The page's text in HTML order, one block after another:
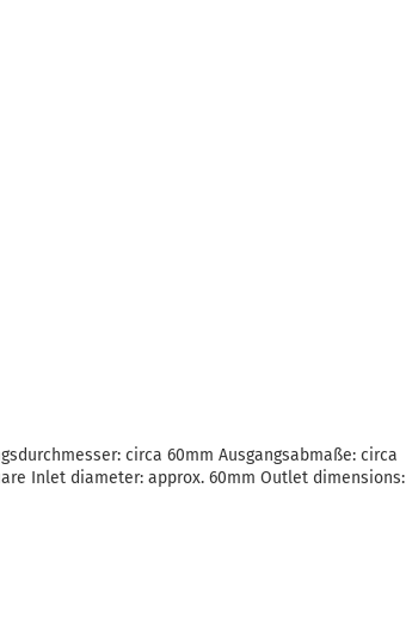
circa 60mm Ausgangsabmaße: circa
Inlet diameter: approx. 60mm Outlet dimensions: